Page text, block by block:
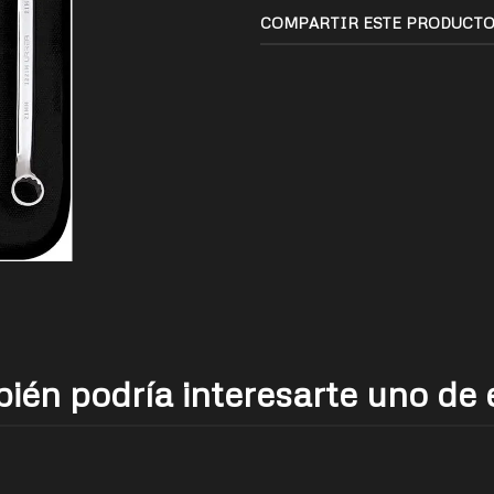
COMPARTIR ESTE PRODUCTO
podría interesarte uno de